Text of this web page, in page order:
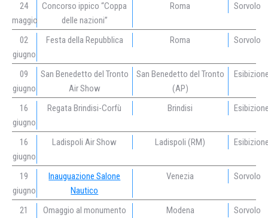
24
maggio
Concorso ippico “Coppa
delle nazioni”
Roma Sorvolo
02
giugno
Festa della Repubblica Roma Sorvolo
09
giugno
San Benedetto del Tronto
Air Show
San Benedetto del Tronto
(AP)
16
giugno
Regata Brindisi-Corfù Brindisi
16
giugno
Ladispoli Air Show Ladispoli (RM)
19
giugno
Inauguazione Salone
Nautico
Venezia Sorvolo
21
Omaggio al monumento
Modena Sorvolo